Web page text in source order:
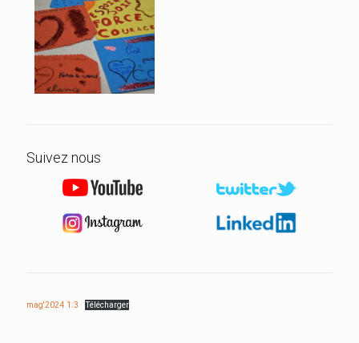
Suivez nous
mag'2024 1:3 Télécharger